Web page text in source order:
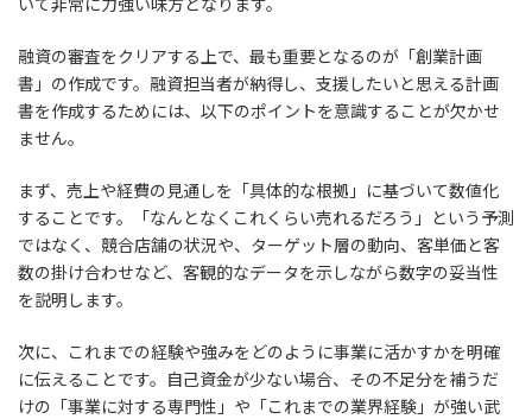
融資の審査をクリアする上で、最も重要となるのが「創業計画
書」の作成です。融資担当者が納得し、支援したいと思える計画
書を作成するためには、以下のポイントを意識することが欠かせ
ません。
まず、売上や経費の見通しを「具体的な根拠」に基づいて数値化
することです。「なんとなくこれくらい売れるだろう」という予測
ではなく、競合店舗の状況や、ターゲット層の動向、客単価と客
数の掛け合わせなど、客観的なデータを示しながら数字の妥当性
を説明します。
次に、これまでの経験や強みをどのように事業に活かすかを明確
に伝えることです。自己資金が少ない場合、その不足分を補うだ
けの「事業に対する専門性」や「これまでの業界経験」が強い武